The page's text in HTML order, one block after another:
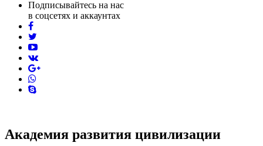
Подписывайтесь на нас
в соцсетях и аккаунтах
facebook
youtube
vk
skype
Академия развития цивилизации